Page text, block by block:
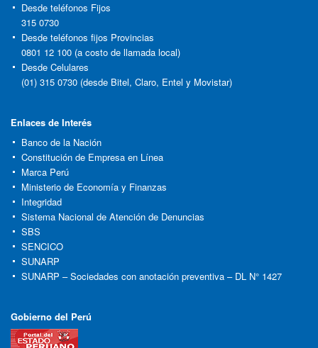
Desde teléfonos Fijos
315 0730
Desde teléfonos fijos Provincias
0801 12 100 (a costo de llamada local)
Desde Celulares
(01) 315 0730 (desde Bitel, Claro, Entel y Movistar)
Enlaces de Interés
Banco de la Nación
Constitución de Empresa en Línea
Marca Perú
Ministerio de Economía y Finanzas
Integridad
Sistema Nacional de Atención de Denuncias
SBS
SENCICO
SUNARP
SUNARP – Sociedades con anotación preventiva – DL N° 1427
Gobierno del Perú